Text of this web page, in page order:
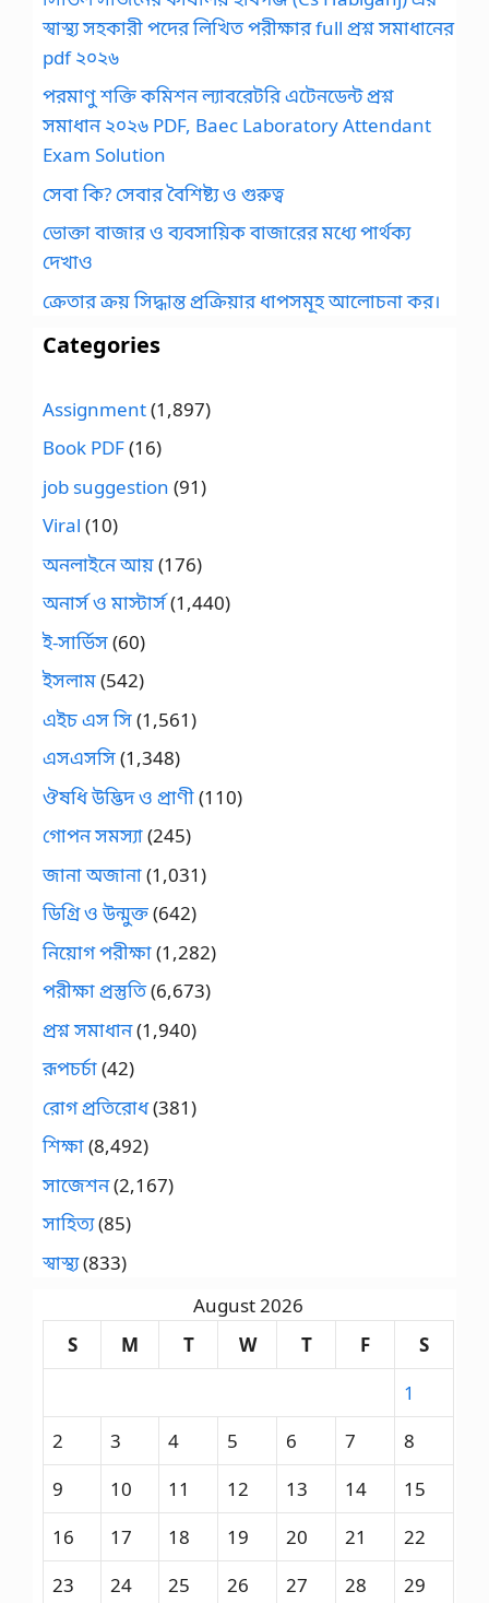
স্বাস্থ্য সহকারী পদের লিখিত পরীক্ষার full প্রশ্ন সমাধানের
pdf ২০২৬
পরমাণু শক্তি কমিশন ল্যাবরেটরি এটেনডেন্ট প্রশ্ন
সমাধান ২০২৬ PDF, Baec Laboratory Attendant
Exam Solution
সেবা কি? সেবার বৈশিষ্ট্য ও গুরুত্ব
ভোক্তা বাজার ও ব্যবসায়িক বাজারের মধ্যে পার্থক্য
দেখাও
ক্রেতার ক্রয় সিদ্ধান্ত প্রক্রিয়ার ধাপসমূহ আলোচনা কর।
Categories
Assignment(1,897)
Book PDF(16)
job suggestion (91)
Viral (10)
অনলাইনে আয়(176)
অনার্স ও মাস্টার্স(1,440)
ই-সার্ভিস(60)
ইসলাম(542)
এইচ এস সি(1,561)
এসএসসি(1,348)
ঔষধি উদ্ভিদ ও প্রাণী(110)
গোপন সমস্যা(245)
জানা অজানা(1,031)
ডিগ্রি ও উন্মুক্ত(642)
নিয়োগ পরীক্ষা(1,282)
পরীক্ষা প্রস্তুতি(6,673)
প্রশ্ন সমাধান(1,940)
রূপচর্চা(42)
রোগ প্রতিরোধ(381)
শিক্ষা(8,492)
সাজেশন(2,167)
সাহিত্য(85)
স্বাস্থ্য(833)
August 2026
S
M T W T F
S
1
2
3 4 5 6 7
8
9
10 11 12 13 14
15
16
17 18 19 20 21
22
23
24 25 26 27 28 29